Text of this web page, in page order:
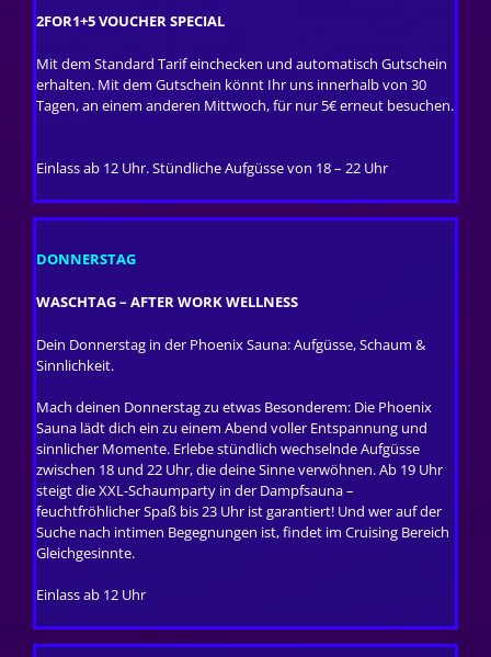
2FOR1+5 VOUCHER SPECIAL
Mit dem Standard Tarif einchecken und automatisch Gutschein
erhalten. Mit dem Gutschein könnt Ihr uns innerhalb von 30
Tagen, an einem anderen Mittwoch, für nur 5€ erneut besuchen.
Einlass ab 12 Uhr. Stündliche Aufgüsse von 18 – 22 Uhr
DONNERSTAG
WASCHTAG – AFTER WORK WELLNESS
Dein Donnerstag in der Phoenix Sauna: Aufgüsse, Schaum &
Sinnlichkeit.
Mach deinen Donnerstag zu etwas Besonderem: Die Phoenix
Sauna lädt dich ein zu einem Abend voller Entspannung und
sinnlicher Momente. Erlebe stündlich wechselnde Aufgüsse
zwischen 18 und 22 Uhr, die deine Sinne verwöhnen. Ab 19 Uhr
steigt die XXL-Schaumparty in der Dampfsauna –
feuchtfröhlicher Spaß bis 23 Uhr ist garantiert! Und wer auf der
Suche nach intimen Begegnungen ist, findet im Cruising Bereich
Gleichgesinnte.
Einlass ab 12 Uhr